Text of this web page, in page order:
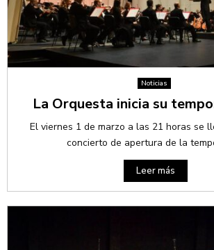
Noticias
La Orquesta inicia su
El viernes 1 de marzo a las 21 horas se
concierto de apertura de la
Leer más